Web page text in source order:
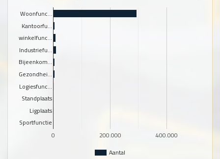
Aantal
0 200.000 400.000
Woonfunc…
Kantoorfu…
winkelfunc…
Industriefu…
Bijeenkom…
Gezondhei…
Logiesfunc…
Standplaats
Ligplaats
Sportfunctie